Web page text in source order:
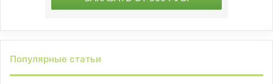
Популярные статьи